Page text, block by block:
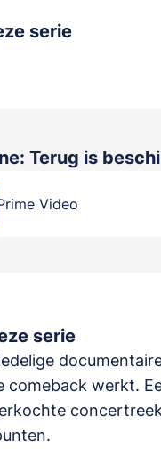
serie
Terug is
Video
serie
comeback werkt.